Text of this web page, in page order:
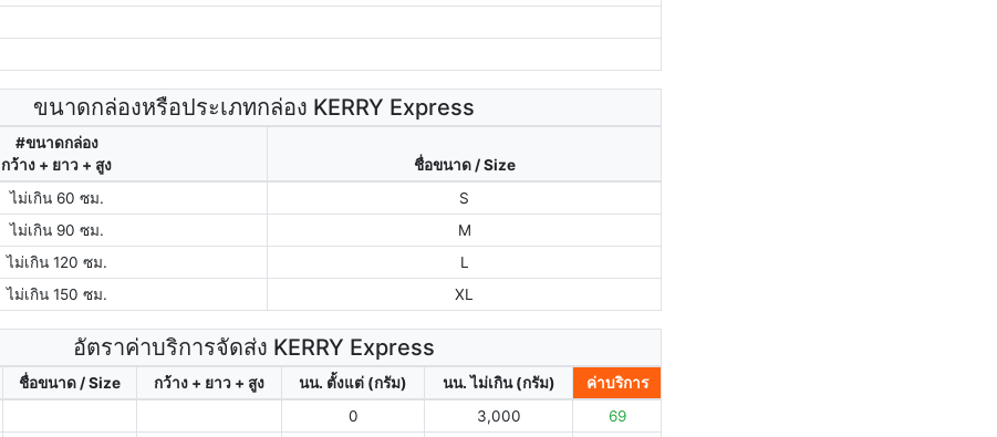
ขนาดกล่องหรือประเภทกล่อง KERRY Express
#ขนาดกล่อง
กว้าง + ยาว + สูง
ชื่อขนาด / Size
ไม่เกิน 60 ซม.
S
ไม่เกิน 90 ซม.
M
ไม่เกิน 120 ซม.
L
ไม่เกิน 150 ซม.
XL
อัตราค่าบริการจัดส่ง KERRY Express
ชื่อขนาด / Size กว้าง + ยาว + สูง นน. ตั้งแต่ (กรัม) นน. ไม่เกิน (กรัม)
ค่าบริการ
0 3,000
69